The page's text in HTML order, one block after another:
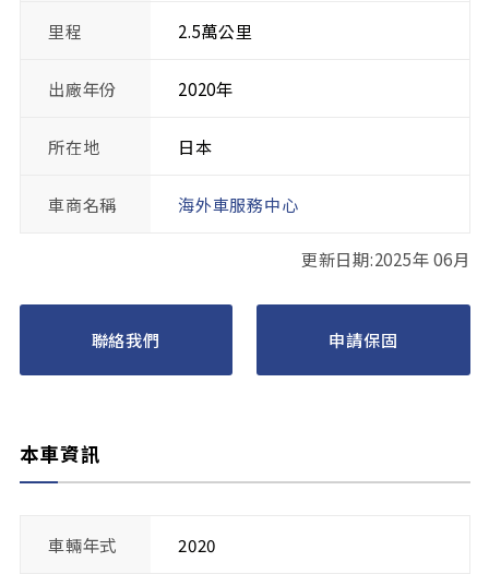
里程 2.5萬公里
出廠年份 2020年
所在地 日本
車商名稱 海外車服務中心
更新日期:2025年 06月
聯絡我們 申請保固
本車資訊
車輛年式 2020